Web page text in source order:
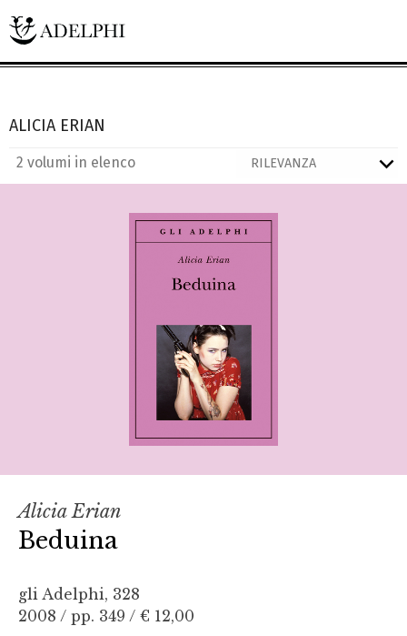
ALICIA ERIAN
2 volumi in elenco
Alicia Erian
Beduina
gli Adelphi, 328
2008 / pp. 349 / € 12,00